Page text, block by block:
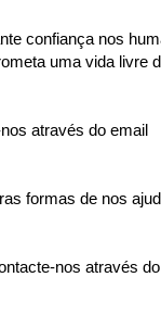
confiança nos
uma vida livre
através do email
formas de nos
nos através